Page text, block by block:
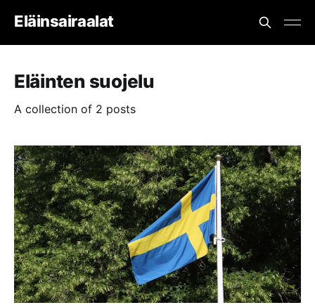
Eläinsairaalat
Eläinten suojelu
A collection of 2 posts